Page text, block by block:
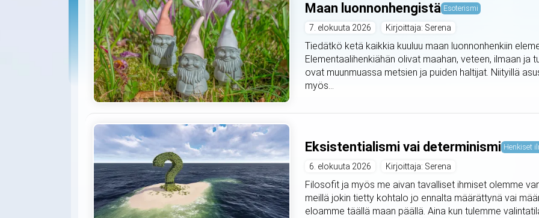
Maan luonnonhengistä Esoterismi
7. elokuuta 2026 Kirjoittaja: Serena
Tiedätkö ketä kaikkia kuuluu maan luonnonhenkiin
Elementaalihenkiähän olivat maahan, veteen, ilmaan ja
ovat muunmuassa metsien ja puiden haltijat. Niityillä
myös...
Eksistentialismi vai determinismi Henkiset
6. elokuuta 2026 Kirjoittaja: Serena
Filosofit ja myös me aivan tavalliset ihmiset olemme
meillä jokin tietty kohtalo jo ennalta määrättynä vai
eloamme täällä maan päällä. Aina kun tulemme